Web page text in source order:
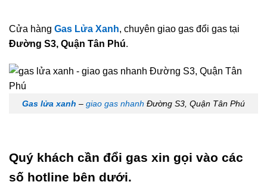
Cửa hàng Gas Lửa Xanh, chuyên giao gas đổi gas tại
Đường S3, Quận Tân Phú.
Gas lửa xanh – giao gas nhanh Đường S3, Quận Tân Phú
Quý khách cần đổi gas xin gọi vào các
số hotline bên dưới.